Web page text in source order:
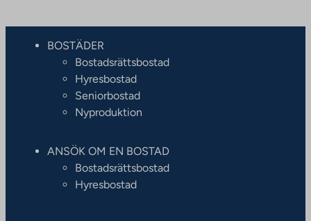
BOSTÄDER
Bostadsrättsbostad
Hyresbostad
Seniorbostad
Nyproduktion
ANSÖK OM EN BOSTAD
Bostadsrättsbostad
Hyresbostad